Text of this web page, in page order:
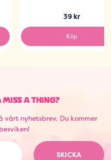
39 kr
Köp
A THING?
nyhetsbrev. Du kommer
SKICKA